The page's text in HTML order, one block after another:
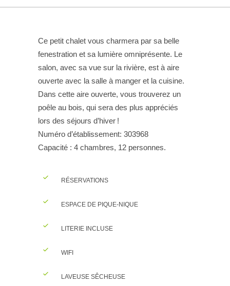
Ce petit chalet vous charmera par sa belle
fenestration et sa lumière omniprésente. Le
salon, avec sa vue sur la rivière, est à aire
ouverte avec la salle à manger et la cuisine.
Dans cette aire ouverte, vous trouverez un
poêle au bois, qui sera des plus appréciés
lors des séjours d’hiver !
Numéro d’établissement: 303968
Capacité : 4 chambres, 12 personnes.
RÉSERVATIONS
ESPACE DE PIQUE-NIQUE
LITERIE INCLUSE
WIFI
LAVEUSE SÊCHEUSE